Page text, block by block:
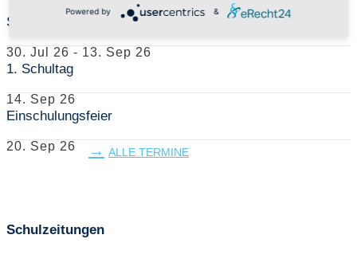
Sommerferien
30. Jul 26 - 13. Sep 26
1. Schultag
14. Sep 26
Einschulungsfeier
20. Sep 26 ALLE TERMINE
Schulzeitungen
Powered by &